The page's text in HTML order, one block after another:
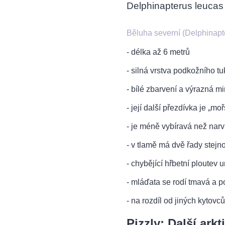
Delphinapterus leucas
Běluha severní
- délka až 6 metrů
- silná vrstva podkožního
- bílé zbarvení a výrazná
- její další přezdívka je
- je méně vybíravá než
- v tlamě má dvě řady
- chybějící hřbetní ploutev
- mláďata se rodí tmavá a
- na rozdíl od jiných